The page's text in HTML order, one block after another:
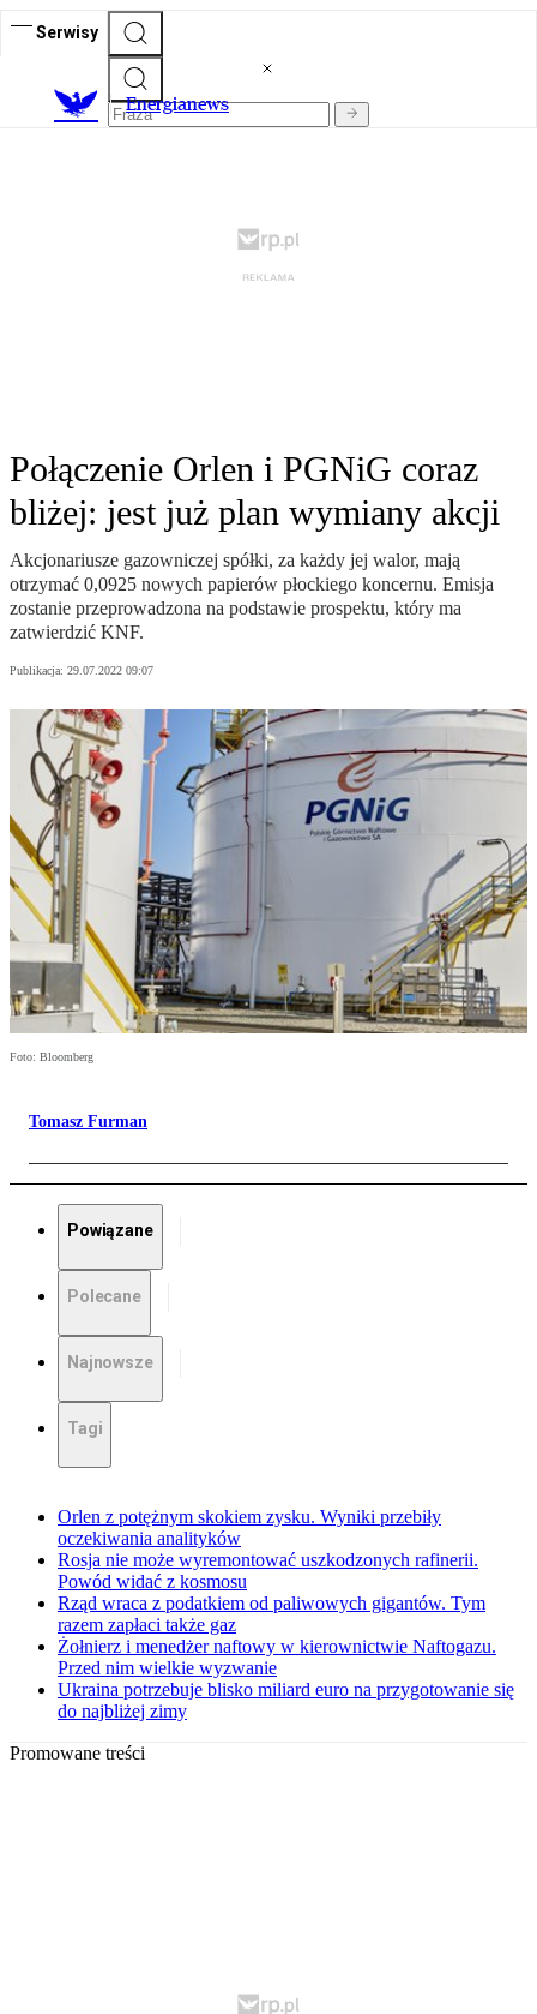
Serwisy
Energianews
Połączenie Orlen i PGNiG coraz
bliżej: jest już plan wymiany akcji
Akcjonariusze gazowniczej spółki, za każdy jej walor, mają
otrzymać 0,0925 nowych papierów płockiego koncernu. Emisja
zostanie przeprowadzona na podstawie prospektu, który ma
zatwierdzić KNF.
Publikacja: 29.07.2022 09:07
Foto: Bloomberg
Tomasz Furman
Powiązane
Polecane
Najnowsze
Tagi
Orlen z potężnym skokiem zysku. Wyniki przebiły
oczekiwania analityków
Rosja nie może wyremontować uszkodzonych rafinerii.
Powód widać z kosmosu
Rząd wraca z podatkiem od paliwowych gigantów. Tym
razem zapłaci także gaz
Żołnierz i menedżer naftowy w kierownictwie Naftogazu.
Przed nim wielkie wyzwanie
Ukraina potrzebuje blisko miliard euro na przygotowanie się
do najbliżej zimy
Promowane treści